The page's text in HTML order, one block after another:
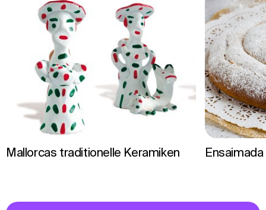
Mallorcas traditionelle Keramiken Ensaimada